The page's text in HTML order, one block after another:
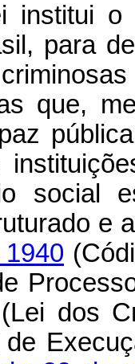
institui
para
que,
social
e
(Lei dos
de